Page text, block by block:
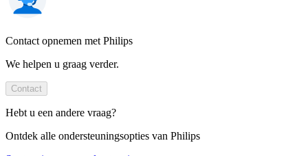
Contact opnemen met Philips
We helpen u graag verder.
Contact
Hebt u een andere vraag?
Ontdek alle ondersteuningsopties van Philips